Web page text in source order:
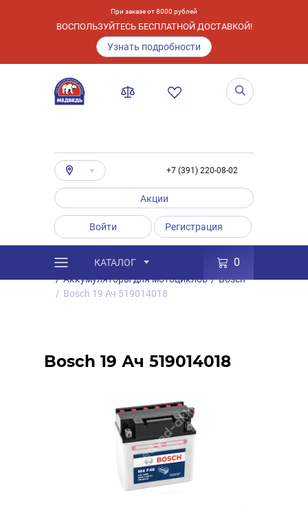
При заказе от 8000 рублей
ВОСПОЛЬЗУЙТЕСЬ БЕСПЛАТНОЙ ДОСТАВКОЙ!
Узнать подробности
+7 (391) 220-08-02
Акции
Войти Регистрация
КАТАЛОГ 0
Каталог / Товары
Аккумуляторы
/ Аккумуляторы для мотоциклов / Bosch
/ Bosch 19 Ач 519014018
Bosch 19 Ач 519014018